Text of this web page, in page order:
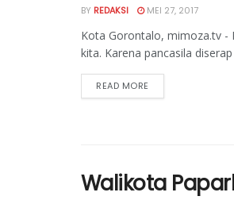
BY REDAKSI MEI 27, 2017
Kota Gorontalo, mimoza.tv -
kita. Karena pancasila diserap
READ MORE
Walikota